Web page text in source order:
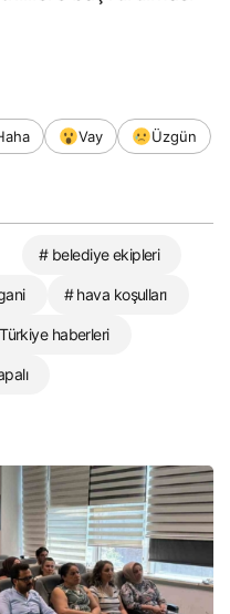
Vay
Üzgün
# belediye ekipleri
# hava koşulları
haberleri